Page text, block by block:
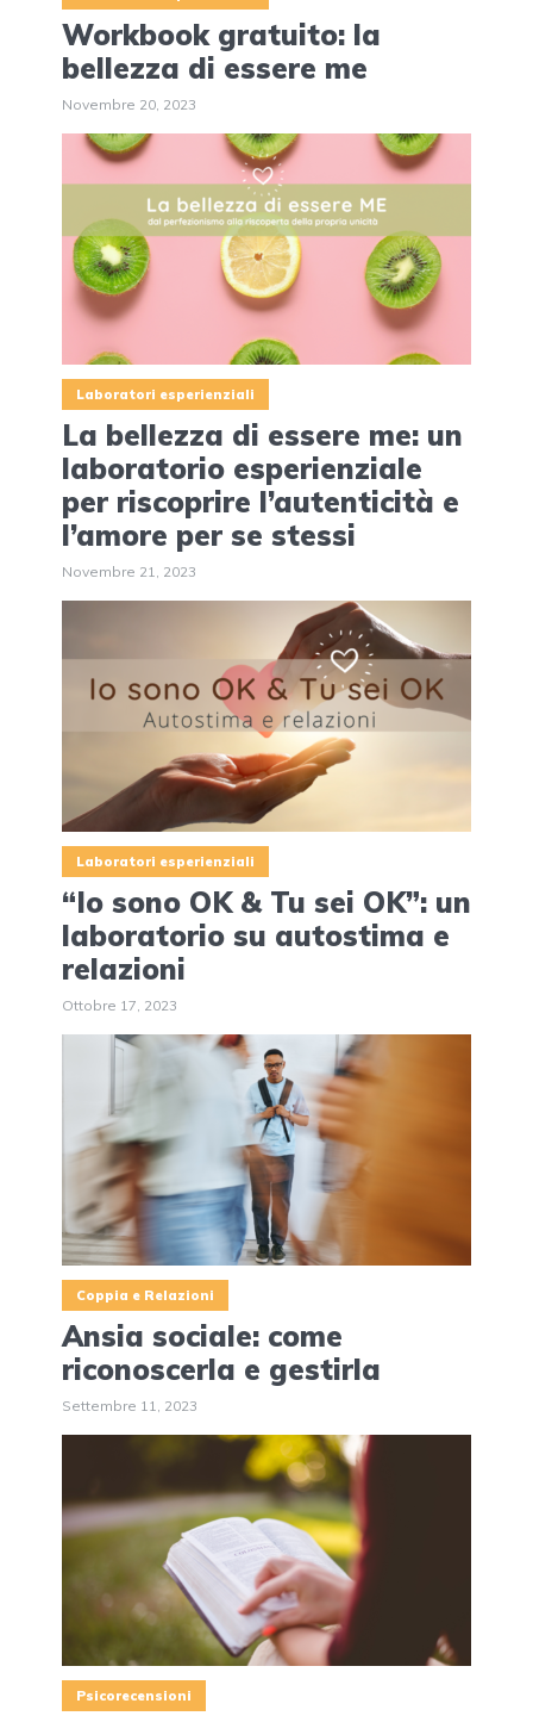
Workbook gratuito: la
bellezza di essere me
Novembre 20, 2023
Laboratori esperienziali
La bellezza di essere me: un
laboratorio esperienziale
per riscoprire l’autenticità e
l’amore per se stessi
Novembre 21, 2023
Laboratori esperienziali
“Io sono OK & Tu sei OK”: un
laboratorio su autostima e
relazioni
Ottobre 17, 2023
Coppia e Relazioni
Ansia sociale: come
riconoscerla e gestirla
Settembre 11, 2023
Psicorecensioni